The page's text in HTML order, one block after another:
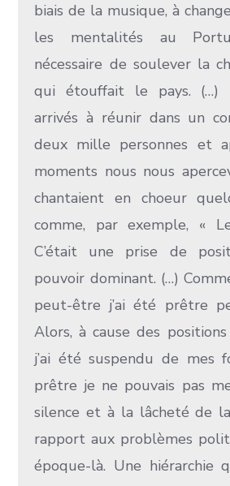
biais de la musique, à
les mentalités au
nécessaire de soulever la
qui étouffait le pays. (…)
arrivés à réunir dans un
deux mille personnes et
moments nous nous
chantaient en choeur
comme, par exemple, «
C’était une prise de
pouvoir dominant. (…)
peut-être j’ai été prêtre
Alors, à cause des positions
j’ai été suspendu de mes
prêtre je ne pouvais pas
silence et à la lâcheté de
rapport aux problèmes
époque-là. Une hiérarchie